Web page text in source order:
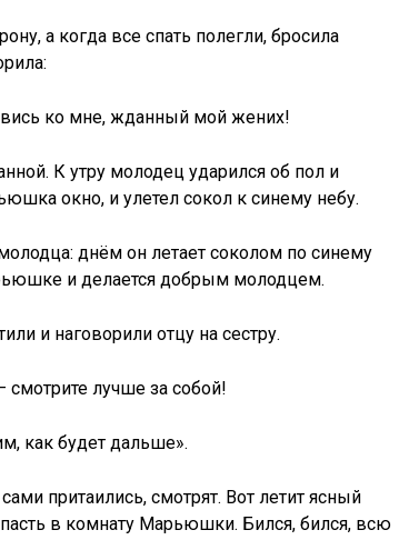
а когда все спать полегли, бросила
ко мне, жданный мой жених!
К утру молодец ударился об пол и
окно, и улетел сокол к синему небу.
днём он летает соколом по синему
и делается добрым молодцем.
и наговорили отцу на сестру.
лучше за собой!
как будет дальше».
притаились, смотрят. Вот летит ясный
в комнату Марьюшки. Бился, бился, всю